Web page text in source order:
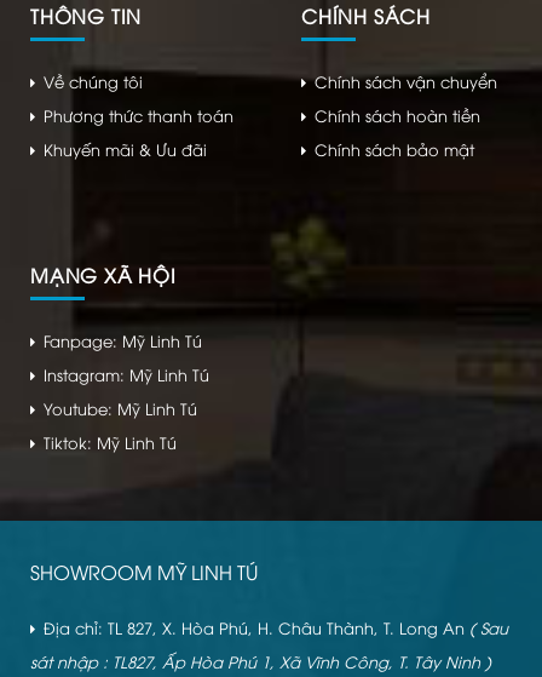
THÔNG TIN
Về chúng tôi
Phương thức thanh toán
Khuyến mãi & Ưu đãi
CHÍNH SÁCH
Chính sách vận chuyển
Chính sách hoàn tiền
Chính sách bảo mật
MẠNG XÃ HỘI
Fanpage: Mỹ Linh Tú
Instagram: Mỹ Linh Tú
Youtube: Mỹ Linh Tú
Tiktok: Mỹ Linh Tú
SHOWROOM MỸ LINH TÚ
Địa chỉ: TL 827, X. Hòa Phú, H. Châu Thành, T. Long An ( Sau
sát nhập : TL827, Ấp Hòa Phú 1, Xã Vĩnh Công, T. Tây Ninh )